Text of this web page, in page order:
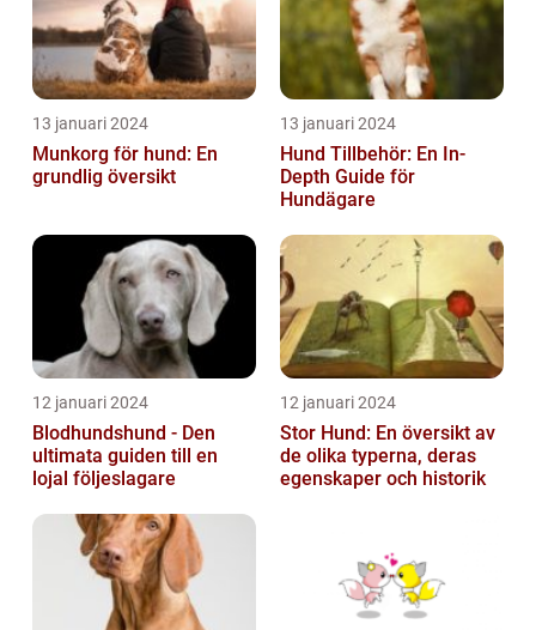
13 januari 2024
Munkorg för hund: En
grundlig översikt
13 januari 2024
Hund Tillbehör: En In-
Depth Guide för
Hundägare
12 januari 2024
Blodhundshund - Den
ultimata guiden till en
lojal följeslagare
12 januari 2024
Stor Hund: En översikt av
de olika typerna, deras
egenskaper och historik